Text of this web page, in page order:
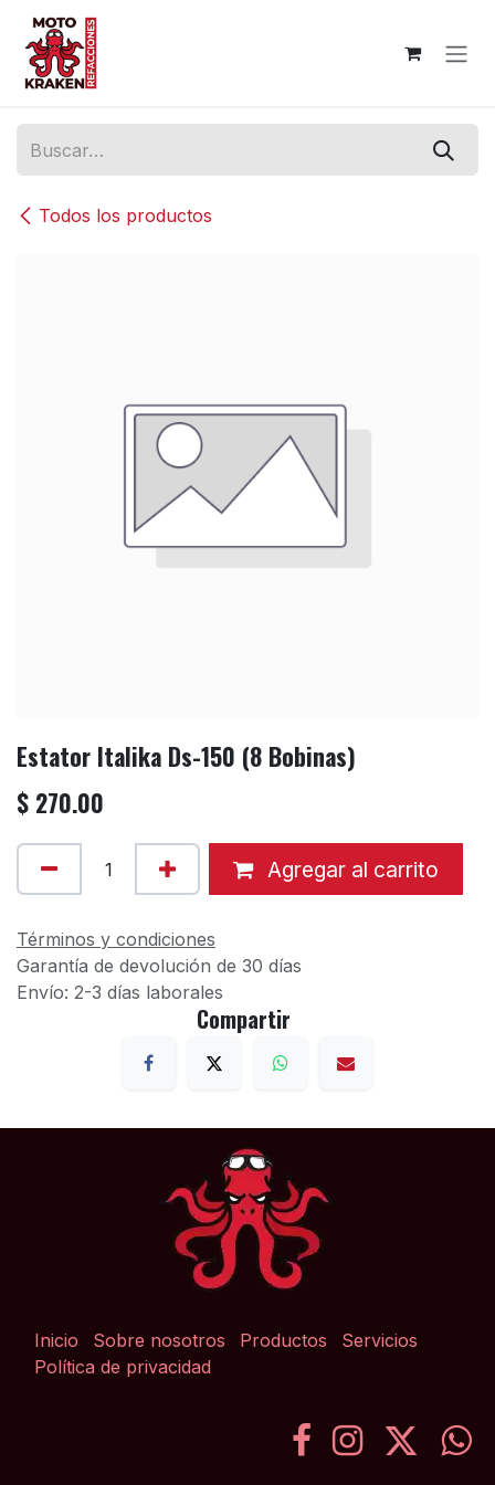
Ir al contenido
Todos los productos
Estator Italika Ds-150 (8 Bobinas)
$ 270.00
Agregar al carrito
Términos y condiciones
Garantía de devolución de 30 días
Envío: 2-3 días laborales
Compartir
Inicio Sobre nosotros Productos
Servicios
Política de privacidad